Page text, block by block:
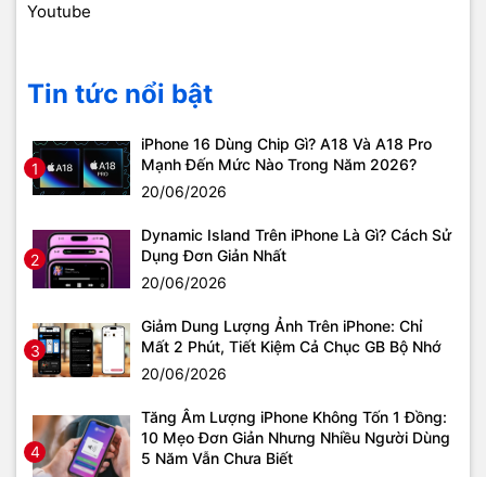
Youtube
Tin tức nổi bật
1
iPhone 16 Dùng Chip Gì? A18 Và A18 Pro
Mạnh Đến Mức Nào Trong Năm 2026?
20/06/2026
2
Dynamic Island Trên iPhone Là Gì? Cách Sử
Dụng Đơn Giản Nhất
20/06/2026
3
Giảm Dung Lượng Ảnh Trên iPhone: Chỉ
Mất 2 Phút, Tiết Kiệm Cả Chục GB Bộ Nhớ
20/06/2026
4
Tăng Âm Lượng iPhone Không Tốn 1 Đồng:
10 Mẹo Đơn Giản Nhưng Nhiều Người Dùng
5 Năm Vẫn Chưa Biết